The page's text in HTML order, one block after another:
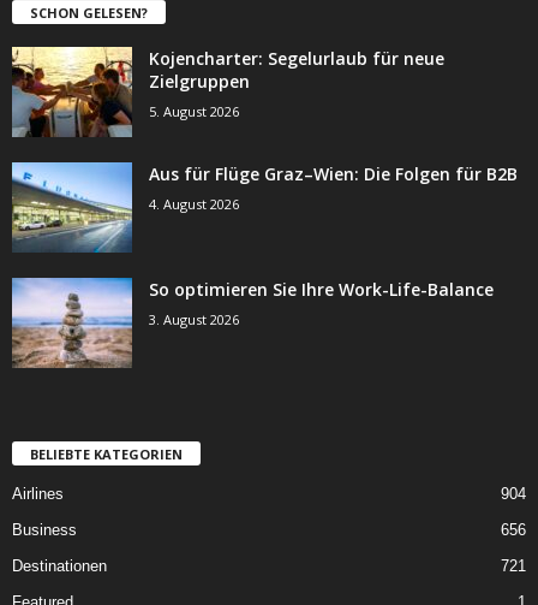
SCHON GELESEN?
Kojencharter: Segelurlaub für neue
Zielgruppen
5. August 2026
Aus für Flüge Graz–Wien: Die Folgen für B2B
4. August 2026
So optimieren Sie Ihre Work-Life-Balance
3. August 2026
BELIEBTE KATEGORIEN
Airlines
904
Business
656
Destinationen
721